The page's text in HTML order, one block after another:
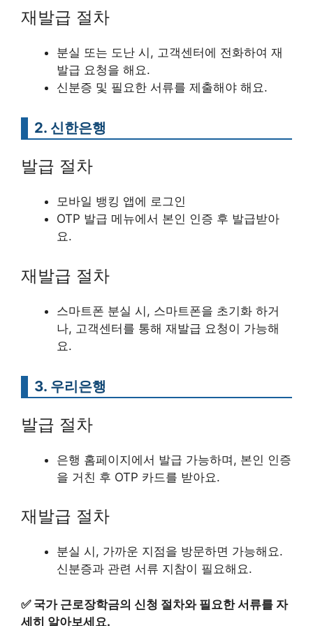
재발급 절차
분실 또는 도난 시, 고객센터에 전화하여 재
발급 요청을 해요.
신분증 및 필요한 서류를 제출해야 해요.
2. 신한은행
발급 절차
모바일 뱅킹 앱에 로그인
OTP 발급 메뉴에서 본인 인증 후 발급받아
요.
재발급 절차
스마트폰 분실 시, 스마트폰을 초기화 하거
나, 고객센터를 통해 재발급 요청이 가능해
요.
3. 우리은행
발급 절차
은행 홈페이지에서 발급 가능하며, 본인 인증
을 거친 후 OTP 카드를 받아요.
재발급 절차
분실 시, 가까운 지점을 방문하면 가능해요.
신분증과 관련 서류 지참이 필요해요.
✅ 국가 근로장학금의 신청 절차와 필요한 서류를 자
세히 알아보세요.